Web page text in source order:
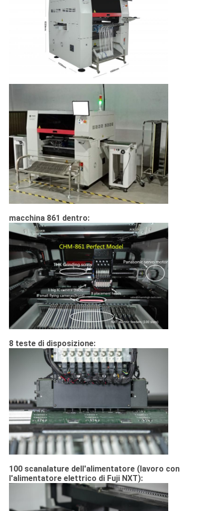
macchina 861 dentro:
8 teste di disposizione:
100 scanalature dell'alimentatore (lavoro con
l'alimentatore elettrico di Fuji NXT):